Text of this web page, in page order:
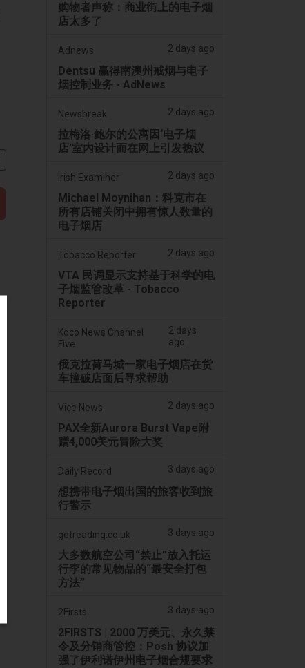
购物者声称：商业街上的电子烟
店太多了
Adnews 2 days ago
Dentsu 赢得南澳州戒烟与电子
烟控制业务 - AdNews
Newsbreak 2 days ago
拉梅洛·鲍尔的公寓因‘电子烟
店’室内设计而在网上引发热议
Irish Examiner 2 days ago
Michael Moynihan：科克市在
所有店铺关闭中拥有惊人数量的
电子烟店
Tobacco Reporter 2 days ago
VTA 民调显示支持基于科学的电
子烟监管改革 - Tobacco
Reporter
Koco News Channel
Five
2 days
ago
俄克拉荷马城一家电子烟店在货
车撞破店面后寻求帮助
Vice News 2 days ago
PAX全新Aurora Burst Vape附
赠4,000美元冒险大奖
Daily Record 3 days ago
想携带电子烟出国的旅客收到旅
行警示
getreading.co.uk 3 days ago
大多数航空公司“禁止”放入托运
行李的常见物品的“最安全打包
方法”
2Firsts 3 days ago
2FIRSTS | 2000 万美元、永久禁
令及分销商管控：Posh 协议加
强了伊利诺伊州电子烟合规要求